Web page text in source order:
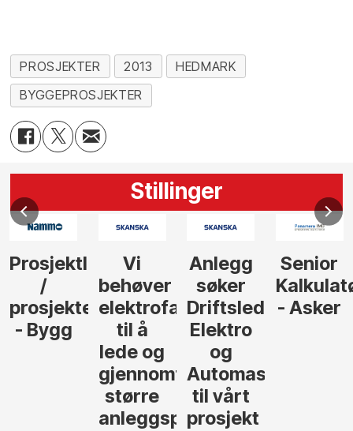
PROSJEKTER 2013
HEDMARK
BYGGEPROSJEKTER
Stillinger
Prosjektleder
/
prosjekteringsleder
- Bygg
Vi
behøver
elektrofagfolk
til å
lede og
gjennomføre
større
anleggsprosjekter
Anlegg
søker
Driftsleder
Elektro
og
Automasjon
til vårt
prosjekt
Senior
- Asker